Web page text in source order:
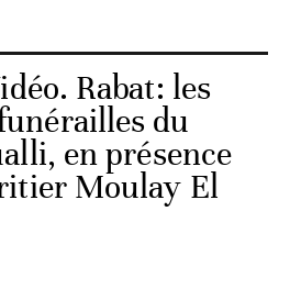
Rabat: les
du
en présence
Moulay El